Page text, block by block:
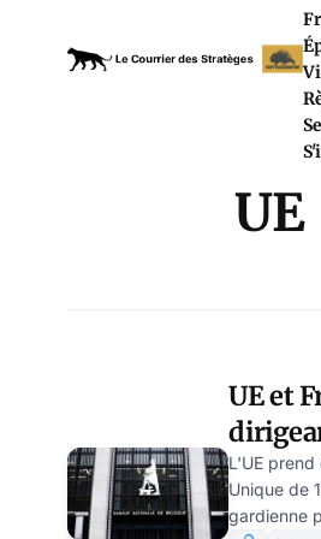
UE
UE et
sont-
L'UE
Unique de
gardienne